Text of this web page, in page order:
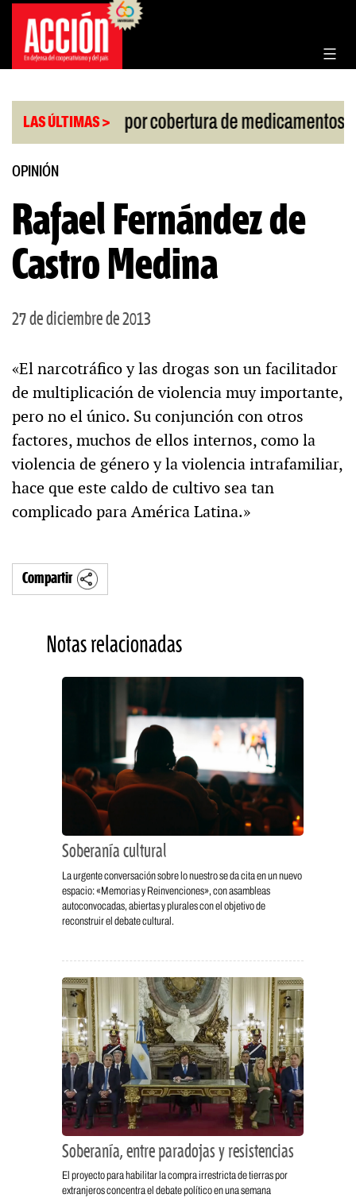
Saltar
contenido
LAS ÚLTIMAS >
de la Corte por cobertura de medicamentos |
OPINIÓN
Rafael Fernández de
Castro Medina
27 de diciembre de 2013
«El narcotráfico y las drogas son un facilitador
de multiplicación de violencia muy importante,
pero no el único. Su conjunción con otros
factores, muchos de ellos internos, como la
violencia de género y la violencia intrafamiliar,
hace que este caldo de cultivo sea tan
complicado para América Latina.»
Compartir
Notas relacionadas
Soberanía cultural
La urgente conversación sobre lo nuestro se da cita en un nuevo
espacio: «Memorias y Reinvenciones», con asambleas
autoconvocadas, abiertas y plurales con el objetivo de
reconstruir el debate cultural.
Soberanía, entre paradojas y resistencias
El proyecto para habilitar la compra irrestricta de tierras por
extranjeros concentra el debate político en una semana